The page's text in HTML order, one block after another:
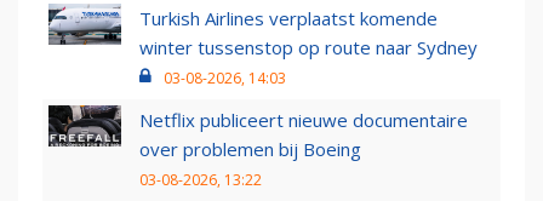
Turkish Airlines verplaatst komende
winter tussenstop op route naar Sydney
03-08-2026, 14:03
Netflix publiceert nieuwe documentaire
over problemen bij Boeing
03-08-2026, 13:22